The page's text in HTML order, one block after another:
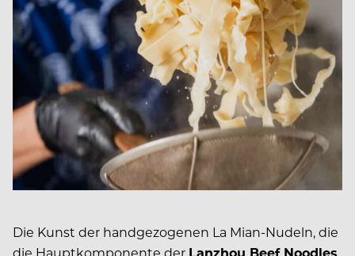
Die Kunst der handgezogenen La Mian-Nudeln, die